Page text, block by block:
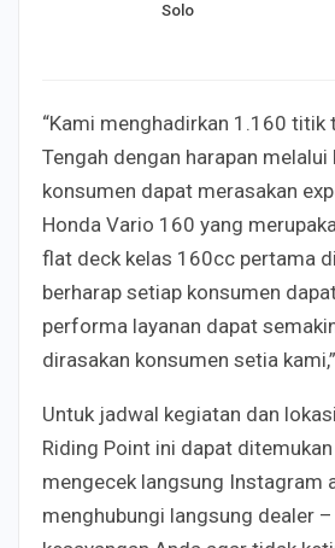
Solo
“Kami menghadirkan 1.160 titik
Tengah dengan harapan melalui
konsumen dapat merasakan
Honda Vario 160 yang
flat deck kelas 160cc pertama
berharap setiap konsumen
performa layanan dapat
dirasakan konsumen setia
Untuk jadwal kegiatan dan
Riding Point ini dapat
mengecek langsung Instagram
menghubungi langsung dealer